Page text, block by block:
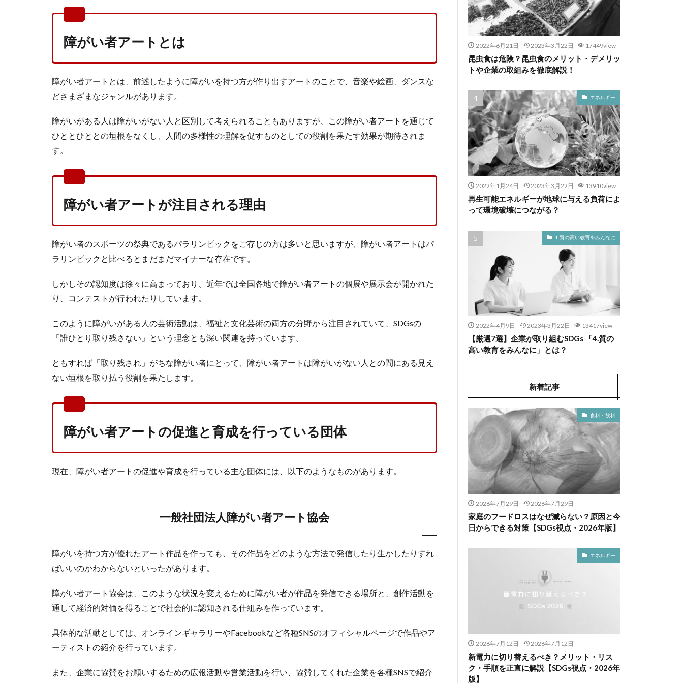
障がい者アートとは
障がい者アートとは、前述したように障がいを持つ方が作り出すアートのことで、音楽や絵画、ダンスな
どさまざまなジャンルがあります。
障がいがある人は障がいがない人と区別して考えられることもありますが、この障がい者アートを通じて
ひととひととの垣根をなくし、人間の多様性の理解を促すものとしての役割を果たす効果が期待されま
す。
障がい者アートが注目される理由
障がい者のスポーツの祭典であるパラリンピックをご存じの方は多いと思いますが、障がい者アートはパ
ラリンピックと比べるとまだまだマイナーな存在です。
しかしその認知度は徐々に高まっており、近年では全国各地で障がい者アートの個展や展示会が開かれた
り、コンテストが行われたりしています。
このように障がいがある人の芸術活動は、福祉と文化芸術の両方の分野から注目されていて、SDGsの
「誰ひとり取り残さない」という理念とも深い関連を持っています。
ともすれば「取り残され」がちな障がい者にとって、障がい者アートは障がいがない人との間にある見え
ない垣根を取り払う役割を果たします。
障がい者アートの促進と育成を行っている団体
現在、障がい者アートの促進や育成を行っている主な団体には、以下のようなものがあります。
一般社団法人障がい者アート協会
障がいを持つ方が優れたアート作品を作っても、その作品をどのような方法で発信したり生かしたりすれ
ばいいのかわからないといったがあります。
障がい者アート協会は、このような状況を変えるために障がい者が作品を発信できる場所と、創作活動を
通して経済的対価を得ることで社会的に認知される仕組みを作っています。
具体的な活動としては、オンラインギャラリーやFacebookなど各種SNSのオフィシャルページで作品やア
ーティストの紹介を行っています。
また、企業に協賛をお願いするための広報活動や営業活動を行い、協賛してくれた企業を各種SNSで紹介
2022年6月21日 2023年3月22日 17449view
昆虫食は危険？昆虫食のメリット・デメリッ
トや企業の取組みを徹底解説！
エネルギー
2022年1月24日 2023年3月22日 13910view
再生可能エネルギーが地球に与える負荷によ
って環境破壊につながる？
4. 質の高い教育をみんなに
2022年4月9日 2023年3月22日 13417view
【厳選7選】企業が取り組むSDGs 「4.質の
高い教育をみんなに」とは？
新着記事
食料・飲料
2026年7月29日 2026年7月29日
家庭のフードロスはなぜ減らない？原因と今
日からできる対策【SDGs視点・2026年版】
エネルギー
2026年7月12日 2026年7月12日
新電力に切り替えるべき？メリット・リス
ク・手順を正直に解説【SDGs視点・2026年
版】